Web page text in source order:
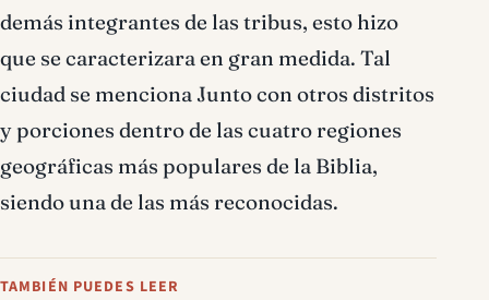
demás integrantes de las tribus, esto hizo
que se caracterizara en gran medida. Tal
ciudad se menciona Junto con otros distritos
y porciones dentro de las cuatro regiones
geográficas más populares de la Biblia,
siendo una de las más reconocidas.
TAMBIÉN PUEDES LEER